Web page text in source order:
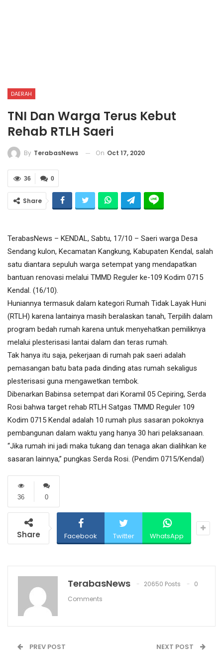
DAERAH
TNI Dan Warga Terus Kebut
Rehab RTLH Saeri
By TerabasNews On Oct 17, 2020
0
36
Share
TerabasNews – KENDAL, Sabtu, 17/10 – Saeri warga Desa
Sendang kulon, Kecamatan Kangkung, Kabupaten Kendal, salah
satu diantara sepuluh warga setempat yang mendapatkan
bantuan renovasi melalui TMMD Reguler ke-109 Kodim 0715
Kendal. (16/10).
Huniannya termasuk dalam kategori Rumah Tidak Layak Huni
(RTLH) karena lantainya masih beralaskan tanah, Terpilih dalam
program bedah rumah karena untuk menyehatkan pemiliknya
melalui plesterisasi lantai dalam dan teras rumah.
Tak hanya itu saja, pekerjaan di rumah pak saeri adalah
pemasangan batu bata pada dinding atas rumah sekaligus
plesterisasi guna mengawetkan tembok.
Dibenarkan Babinsa setempat dari Koramil 05 Cepiring, Serda
Rosi bahwa target rehab RTLH Satgas TMMD Reguler 109
Kodim 0715 Kendal adalah 10 rumah plus sasaran pokoknya
pembangunan dalam waktu yang hanya 30 hari pelaksanaan.
“Jika rumah ini jadi maka tukang dan tenaga akan dialihkan ke
sasaran lainnya,” pungkas Serda Rosi. (Pendim 0715/Kendal)
0
36
Share Facebook Twitter WhatsApp
TerabasNews 20650 Posts
0
Comments
PREV POST NEXT POST